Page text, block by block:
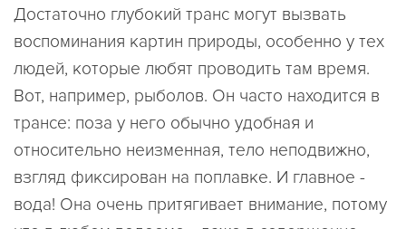
Достаточно глубокий транс могут вызвать
воспоминания картин природы, особенно у тех
людей, которые любят проводить там время.
Вот, например, рыболов. Он часто находится в
трансе: поза у него обычно удобная и
относительно неизменная, тело неподвижно,
взгляд фиксирован на поплавке. И главное -
вода! Она очень притягивает внимание, потому